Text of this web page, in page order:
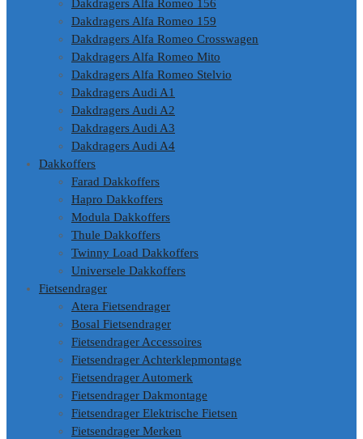
Dakdragers Alfa Romeo 156
Dakdragers Alfa Romeo 159
Dakdragers Alfa Romeo Crosswagen
Dakdragers Alfa Romeo Mito
Dakdragers Alfa Romeo Stelvio
Dakdragers Audi A1
Dakdragers Audi A2
Dakdragers Audi A3
Dakdragers Audi A4
Dakkoffers
Farad Dakkoffers
Hapro Dakkoffers
Modula Dakkoffers
Thule Dakkoffers
Twinny Load Dakkoffers
Universele Dakkoffers
Fietsendrager
Atera Fietsendrager
Bosal Fietsendrager
Fietsendrager Accessoires
Fietsendrager Achterklepmontage
Fietsendrager Automerk
Fietsendrager Dakmontage
Fietsendrager Elektrische Fietsen
Fietsendrager Merken